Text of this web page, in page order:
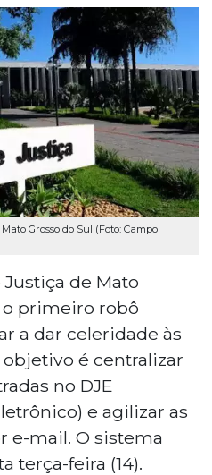
Grosso do Sul (Foto: Campo
de Mato
o primeiro robô
a dar celeridade às
objetivo é centralizar
no DJE
e agilizar as
e-mail. O sistema
terça-feira (14).